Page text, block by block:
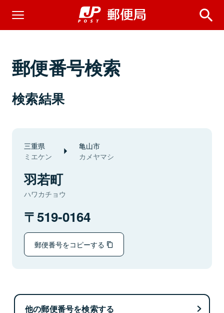
郵便番号検索
検索結果
三重県
ミエケン
亀山市
カメヤマシ
羽若町
ハワカチョウ
519-0164
郵便番号をコピーする
他の郵便番号を検索する